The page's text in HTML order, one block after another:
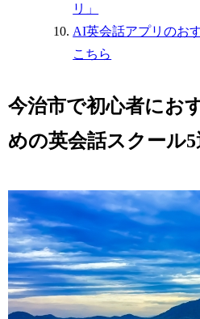
リ」
AI英会話アプリのお
こちら
今治市で初心者にお
めの英会話スクール5